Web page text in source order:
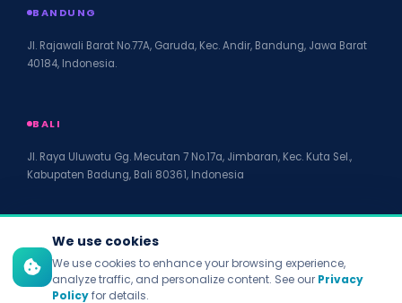
BANDUNG
Jl. Rajawali Barat No.77A, Garuda, Kec. Andir, Bandung, Jawa Barat
40184, Indonesia.
BALI
Jl. Raya Uluwatu Gg. Mecutan 7 No.17a, Jimbaran, Kec. Kuta Sel.,
Kabupaten Badung, Bali 80361, Indonesia
© 2026 PT Arfadia Digital Indonesia. All rights reserved.
Privacy PolicyTerms of Service
We use cookies
We use cookies to enhance your browsing experience,
analyze traffic, and personalize content. See our Privacy
Policyfor details.